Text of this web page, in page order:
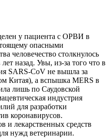
у пациента с ОРВИ в
опасными
человечество столкнулось
назад. Увы, из-за того что в
SARS-CoV не вышла за
Китая), а вспышка MERS в
лишь по Саудовской
индустрия
для разработки
коронавирусов.
и лекарственных средств
нужд ветеринарии.